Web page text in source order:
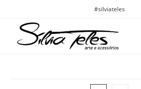
#silviateles